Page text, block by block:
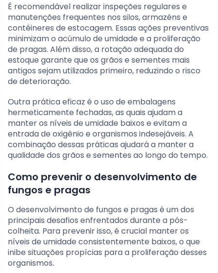
É recomendável realizar inspeções regulares e
manutenções frequentes nos silos, armazéns e
contêineres de estocagem. Essas ações preventivas
minimizam o acúmulo de umidade e a proliferação
de pragas. Além disso, a rotação adequada do
estoque garante que os grãos e sementes mais
antigos sejam utilizados primeiro, reduzindo o risco
de deterioração.
Outra prática eficaz é o uso de embalagens
hermeticamente fechadas, as quais ajudam a
manter os níveis de umidade baixos e evitam a
entrada de oxigênio e organismos indesejáveis. A
combinação dessas práticas ajudará a manter a
qualidade dos grãos e sementes ao longo do tempo.
Como prevenir o desenvolvimento de
fungos e pragas
O desenvolvimento de fungos e pragas é um dos
principais desafios enfrentados durante a pós-
colheita. Para prevenir isso, é crucial manter os
níveis de umidade consistentemente baixos, o que
inibe situações propícias para a proliferação desses
organismos.